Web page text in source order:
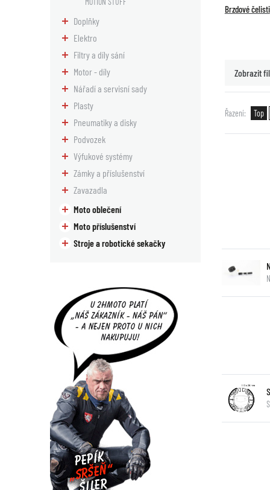
Doplňky
Elektro
Filtry a díly sání
Motor - díly
Nářadí a servisní sady
Plasty
Pneumatiky a disky
Podvozek
Výfukové systémy
Zámky a příslušenství
Zavazadla
Moto oblečení
Moto příslušenství
Stroje a robotické sekačky
Brzdové čelisti
Zobrazit
Řazení Top